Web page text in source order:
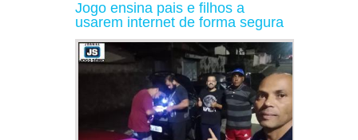
Jogo ensina pais e filhos a
usarem internet de forma segura